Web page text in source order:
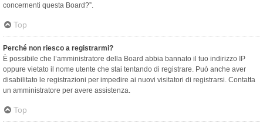
concernenti questa Board?”.
Top
Perché non riesco a registrarmi?
È possibile che l’amministratore della Board abbia bannato il tuo indirizzo IP
oppure vietato il nome utente che stai tentando di registrare. Può anche aver
disabilitato le registrazioni per impedire ai nuovi visitatori di registrarsi. Contatta
un amministratore per avere assistenza.
Top